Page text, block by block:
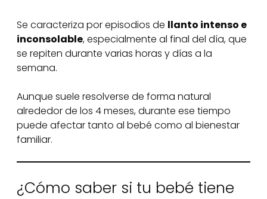
Se caracteriza por episodios de llanto intenso e
inconsolable, especialmente al final del día, que
se repiten durante varias horas y días a la
semana.
Aunque suele resolverse de forma natural
alrededor de los 4 meses, durante ese tiempo
puede afectar tanto al bebé como al bienestar
familiar.
¿Cómo saber si tu bebé tiene